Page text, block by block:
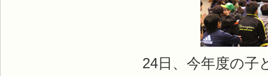
24日、今年度の子